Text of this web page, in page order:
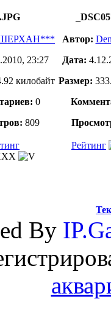
23:27
килобайт
0
809
Автор:
Дата:
Размер:
Рейтинг
By